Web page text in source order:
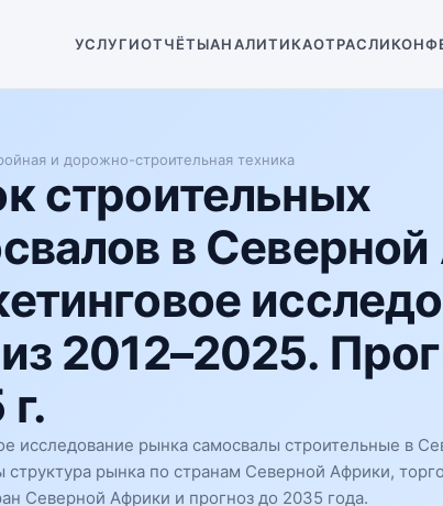
УСЛУГИОТЧЁТЫАНАЛИТИКАОТРАСЛИ
и дорожно-строительная техника
строительных
в
2012–2025.
исследование рынка самосвалы строительные в
структура рынка по странам Северной Африки,
Северной Африки и прогноз до 2035 года.